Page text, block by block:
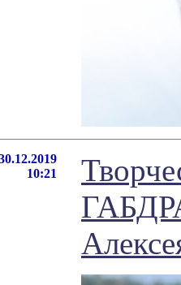
10:21